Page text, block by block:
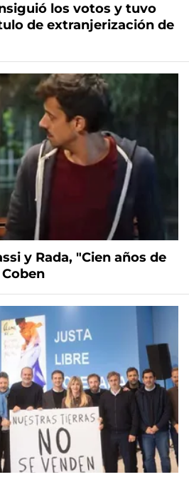
los votos y tuvo
de extranjerización de
y Rada, "Cien años de